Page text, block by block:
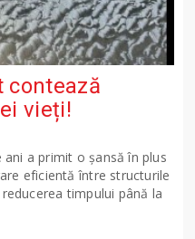
contează
vieți!
a primit o șansă în plus
eficientă între structurile
timpului până la